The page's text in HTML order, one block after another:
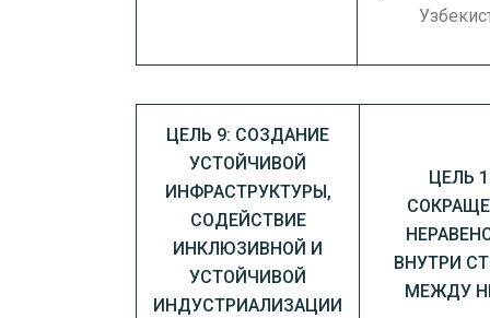
ЦЕЛЬ 9: СОЗДАНИЕ
УСТОЙЧИВОЙ
ИНФРАСТРУКТУРЫ,
СОДЕЙСТВИЕ
ИНКЛЮЗИВНОЙ И
УСТОЙЧИВОЙ
ИНДУСТРИАЛИЗАЦИИ
ЦЕЛЬ
ВНУТРИ
МЕЖДУ